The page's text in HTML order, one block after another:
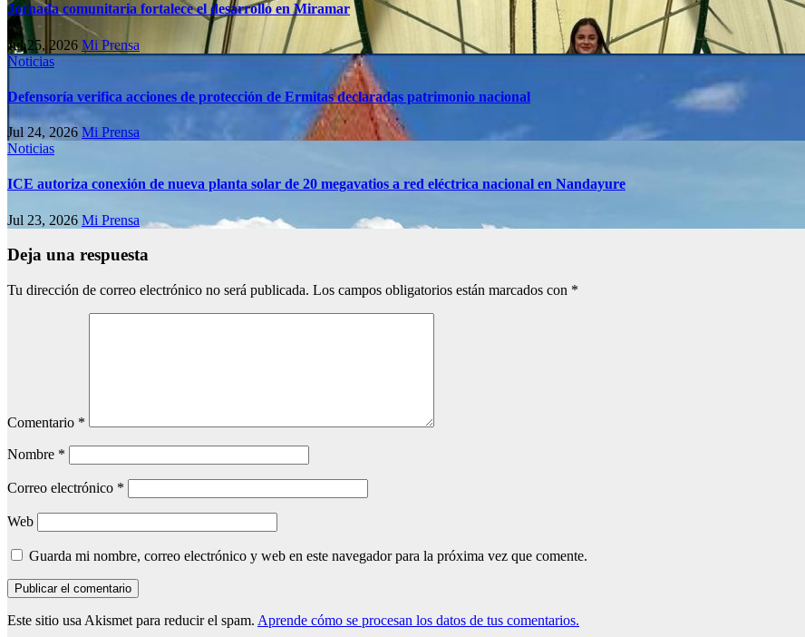
Jornada comunitaria fortalece el desarrollo en Miramar
Jul 25, 2026 Mi Prensa
Noticias
Defensoría verifica acciones de protección de Ermitas declaradas patrimonio nacional
Jul 24, 2026 Mi Prensa
Noticias
ICE autoriza conexión de nueva planta solar de 20 megavatios a red eléctrica nacional en Nandayure
Jul 23, 2026 Mi Prensa
Deja una respuesta
Tu dirección de correo electrónico no será publicada. Los campos obligatorios están marcados con *
Comentario *
Nombre *
Correo electrónico *
Web
Guarda mi nombre, correo electrónico y web en este navegador para la próxima vez que comente.
Este sitio usa Akismet para reducir el spam. Aprende cómo se procesan los datos de tus comentarios.